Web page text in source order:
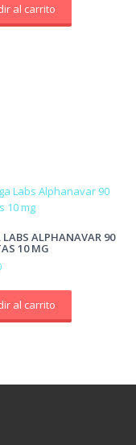
al carrito
LABS ALPHANAVAR 90
10 MG
al carrito